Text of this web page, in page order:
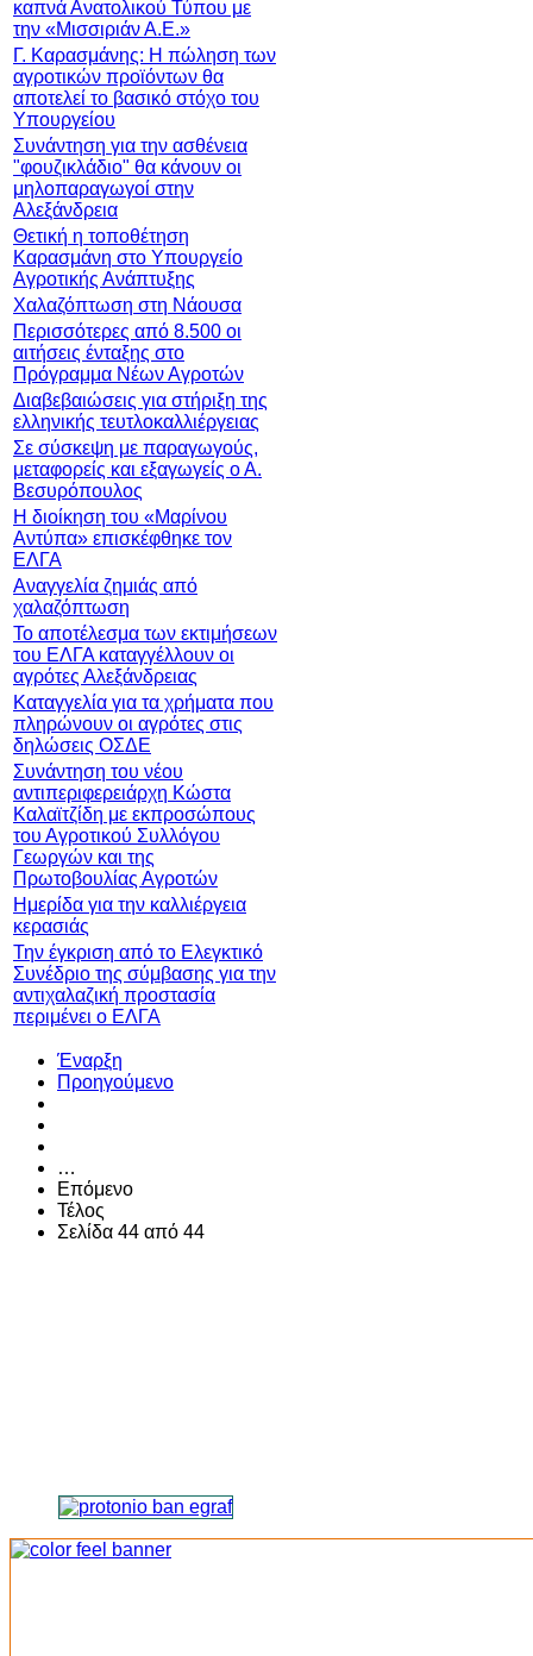
καπνά Ανατολικού Τύπου με
την «Μισσιριάν Α.Ε.»
Γ. Καρασμάνης: Η πώληση των
αγροτικών προϊόντων θα
αποτελεί το βασικό στόχο του
Υπουργείου
Συνάντηση για την ασθένεια
"φουζικλάδιο" θα κάνουν οι
μηλοπαραγωγοί στην
Αλεξάνδρεια
Θετική η τοποθέτηση
Καρασμάνη στο Υπουργείο
Αγροτικής Ανάπτυξης
Χαλαζόπτωση στη Νάουσα
Περισσότερες από 8.500 οι
αιτήσεις ένταξης στο
Πρόγραμμα Νέων Αγροτών
Διαβεβαιώσεις για στήριξη της
ελληνικής τευτλοκαλλιέργειας
Σε σύσκεψη με παραγωγούς,
μεταφορείς και εξαγωγείς ο Α.
Βεσυρόπουλος
Η διοίκηση του «Μαρίνου
Αντύπα» επισκέφθηκε τον
ΕΛΓΑ
Αναγγελία ζημιάς από
χαλαζόπτωση
Το αποτέλεσμα των εκτιμήσεων
του ΕΛΓΑ καταγγέλλουν οι
αγρότες Αλεξάνδρειας
Καταγγελία για τα χρήματα που
πληρώνουν οι αγρότες στις
δηλώσεις ΟΣΔΕ
Συνάντηση του νέου
αντιπεριφερειάρχη Κώστα
Καλαϊτζίδη με εκπροσώπους
του Αγροτικού Συλλόγου
Γεωργών και της
Πρωτοβουλίας Αγροτών
Ημερίδα για την καλλιέργεια
κερασιάς
Την έγκριση από το Ελεγκτικό
Συνέδριο της σύμβασης για την
αντιχαλαζική προστασία
περιμένει ο ΕΛΓΑ
Έναρξη
Προηγούμενο
…
Επόμενο
Τέλος
Σελίδα 44 από 44